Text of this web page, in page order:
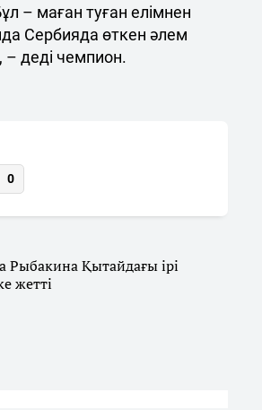
– маған туған елімнен
Сербияда өткен әлем
– деді чемпион.
0
Рыбакина Қытайдағы ірі
жетті